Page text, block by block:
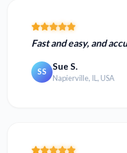
Fast and easy, and
SS Sue S.
Napierville, IL, USA